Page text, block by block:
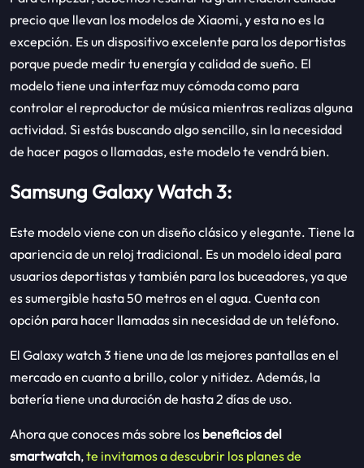
precio que llevan los modelos de Xiaomi, y esta no es la
excepción. Es un dispositivo excelente para los deportistas
porque puede medir tu energía y calidad de sueño. El
modelo tiene una interfaz muy cómoda como para
controlar el reproductor de música mientras realizas alguna
actividad. Si estás buscando algo sencillo, sin la necesidad
de hacer pagos o llamadas, este modelo te vendrá bien.
Samsung Galaxy Watch 3:
Este modelo viene con un diseño clásico y elegante. Tiene la
apariencia de un reloj tradicional. Es un modelo ideal para
usuarios deportistas y también para los buceadores, ya que
es sumergible hasta 50 metros en el agua. Cuenta con
opción para hacer llamadas sin necesidad de un teléfono.
El Galaxy watch 3 tiene una de las mejores pantallas en el
mercado en cuanto a brillo, color y nitidez. Además, la
batería tiene una duración de hasta 2 días de uso.
Ahora que conoces más sobre los beneficios del
smartwatch,te invitamos a descubrir los planes de